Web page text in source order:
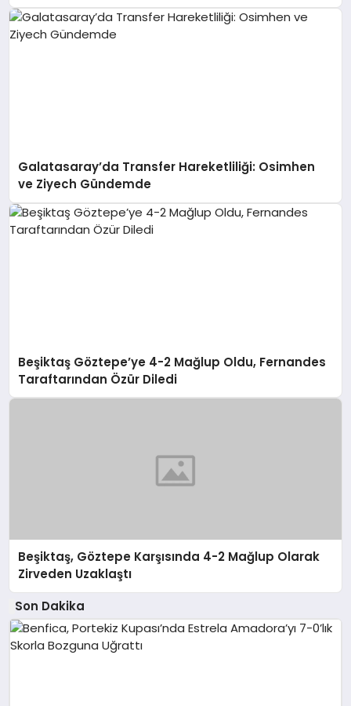
Galatasaray’da Transfer Hareketliliği: Osimhen
ve Ziyech Gündemde
Beşiktaş Göztepe’ye 4-2 Mağlup Oldu, Fernandes
Taraftarından Özür Diledi
Beşiktaş, Göztepe Karşısında 4-2 Mağlup Olarak
Zirveden Uzaklaştı
Son Dakika